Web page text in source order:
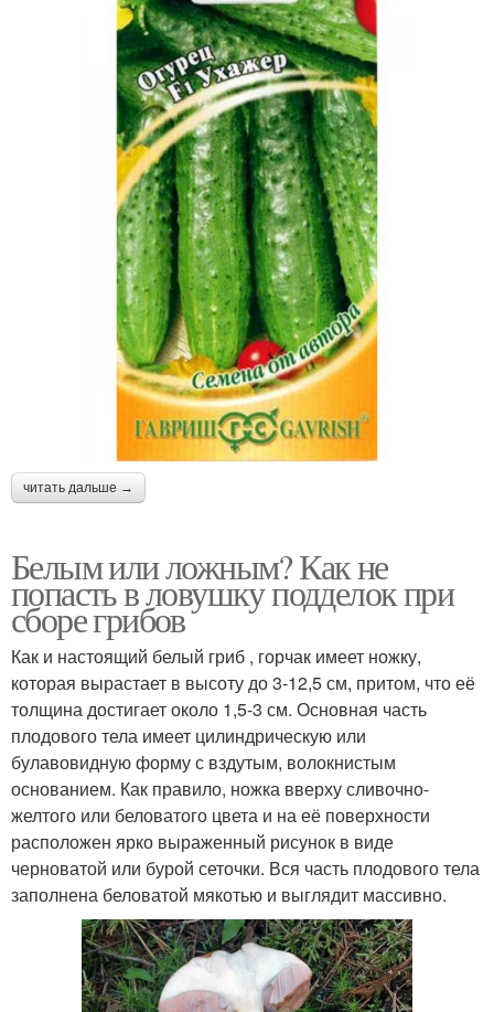
читать дальше →
Белым или ложным? Как не
попасть в ловушку подделок при
сборе грибов
Как и настоящий белый гриб , горчак имеет ножку,
которая вырастает в высоту до 3-12,5 см, притом, что её
толщина достигает около 1,5-3 см. Основная часть
плодового тела имеет цилиндрическую или
булавовидную форму с вздутым, волокнистым
основанием. Как правило, ножка вверху сливочно-
желтого или беловатого цвета и на её поверхности
расположен ярко выраженный рисунок в виде
черноватой или бурой сеточки. Вся часть плодового тела
заполнена беловатой мякотью и выглядит массивно.